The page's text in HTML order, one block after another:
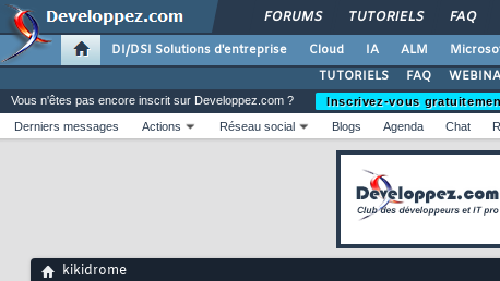
FORUMS TUTORIELS FAQ
DI/DSI Solutions d'entreprise Cloud IA ALM
TUTORIELS
FAQ
Vous n'êtes pas encore inscrit sur Developpez.com ?
Inscrivez-vous
Derniers messages
Actions Réseau social Blogs Agenda Chat
kikidrome